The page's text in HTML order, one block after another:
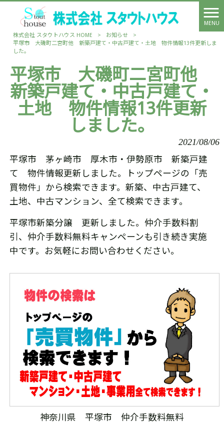
MENU
株式会社 スタウトハウス HOME
> お知らせ
>
平塚市 大磯町二宮町他 新築戸建て・中古戸建て・土地 物件情報13件更新しま
した。
平塚市 大磯町二宮町他
新築戸建て・中古戸建て・
土地 物件情報13件更新
しました。
2021/08/06
平塚市 茅ヶ崎市 厚木市・伊勢原市 新築戸建
て 物件情報更新しました。トップページの「売
買物件」から検索できます。新築、中古戸建て、
土地、中古マンション、全て検索できます。
平塚市新築分譲 更新しました。仲介手数料割
引、仲介手数料無料キャンペーンも引き続き実施
中です。お気軽にお問い合わせください。
神奈川県 平塚市 仲介手数料無料